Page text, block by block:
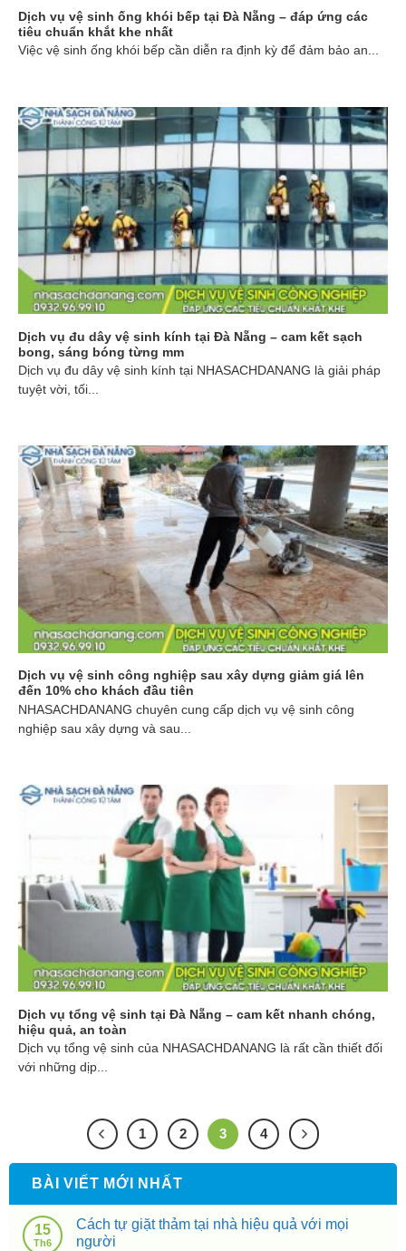
Dịch vụ vệ sinh ống khói bếp tại Đà Nẵng – đáp ứng các
tiêu chuẩn khắt khe nhất
Việc vệ sinh ống khói bếp cần diễn ra định kỳ để đảm bảo an...
Dịch vụ đu dây vệ sinh kính tại Đà Nẵng – cam kết sạch
bong, sáng bóng từng mm
Dịch vụ đu dây vệ sinh kính tại NHASACHDANANG là giải pháp
tuyệt vời, tối...
Dịch vụ vệ sinh công nghiệp sau xây dựng giảm giá lên
đến 10% cho khách đầu tiên
NHASACHDANANG chuyên cung cấp dịch vụ vệ sinh công
nghiệp sau xây dựng và sau...
Dịch vụ tổng vệ sinh tại Đà Nẵng – cam kết nhanh chóng,
hiệu quả, an toàn
Dịch vụ tổng vệ sinh của NHASACHDANANG là rất cần thiết đối
với những dịp...
1 2 3 4
BÀI VIẾT MỚI NHẤT
15
Th6
Cách tự giặt thảm tại nhà hiệu quả với mọi
người